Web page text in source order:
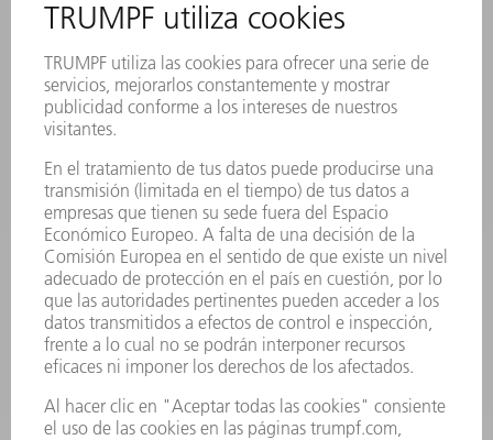
EVENTOS Y CONVOCATORIAS
REGISTRO PARA EL BOLETÍN INFORMATIVO
FICHAS TÉCNICAS DE SEGURIDAD
PRODUCTOS
MÁQUINAS Y SISTEMAS
LÁSER
HERRAMIENTAS PORTÁTILES
FÁBRICA INTELIGENTE
SOFTWARE
SERVICIOS
APLICACIONES
SECTORES
EMPRESA
CARRERA PROFESIONAL
OFERTAS DE TRABAJO
PERFIL DE LA EMPRESA
INFORME ANUAL
PRINCIPIOS CORPORATIVOS